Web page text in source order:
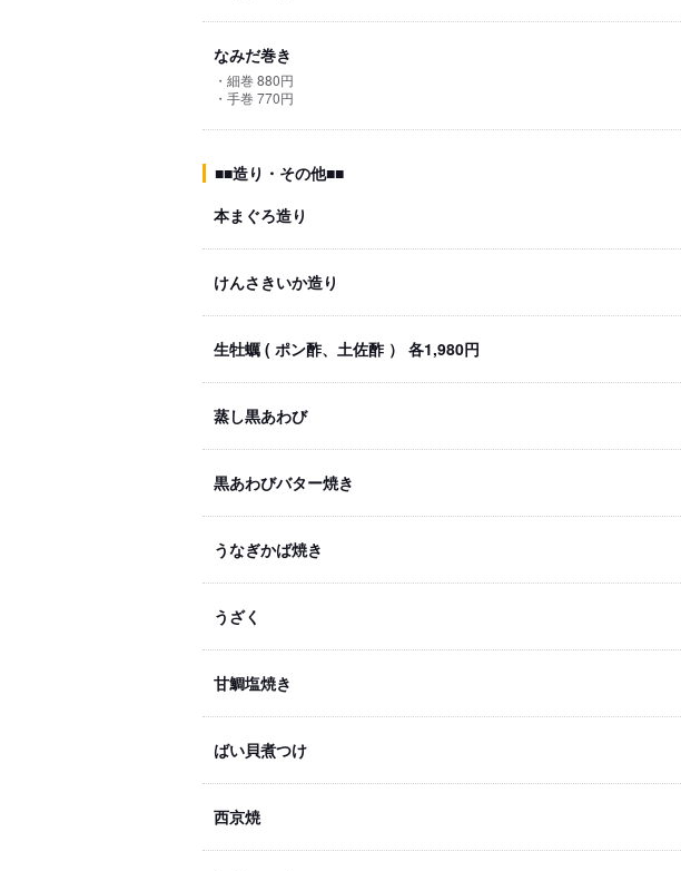
なみだ巻き
・細巻 880円
・手巻 770円
■■造り・その他■■
本まぐろ造り
けんさきいか造り
生牡蠣 ( ポン酢、土佐酢 ） 各1,980円
蒸し黒あわび
黒あわびバター焼き
うなぎかば焼き
うざく
甘鯛塩焼き
ばい貝煮つけ
西京焼